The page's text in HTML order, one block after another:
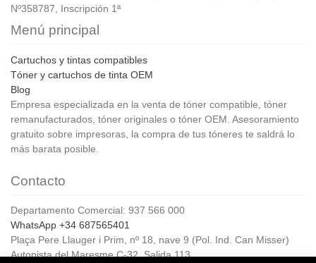
Nº358787, Inscripción 1ª
Menú principal
Cartuchos y tintas compatibles
Tóner y cartuchos de tinta OEM
Blog
Empresa especializada en la venta de tóner compatible, tóner
remanufacturados, tóner originales o tóner OEM. Asesoramiento
gratuito sobre impresoras, la compra de tus tóneres te saldrá lo
más barata posible.
Contacto
Departamento Comercial: 937 566 000
WhatsApp +34 687565401
Plaça Pere Llauger i Prim, nº 18, nave 9 (Pol. Ind. Can Misser)
Autopista del Maresme C-32, Salida 113